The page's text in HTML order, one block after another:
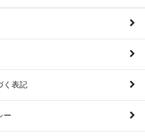
く表記
ー